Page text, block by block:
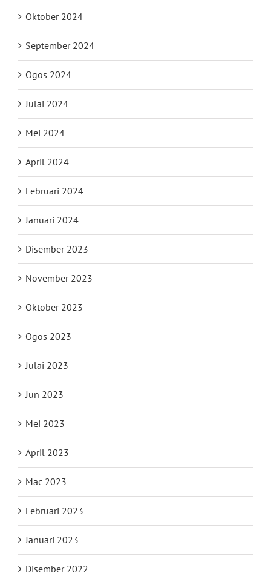
Oktober 2024
September 2024
Ogos 2024
Julai 2024
Mei 2024
April 2024
Februari 2024
Januari 2024
Disember 2023
November 2023
Oktober 2023
Ogos 2023
Julai 2023
Jun 2023
Mei 2023
April 2023
Mac 2023
Februari 2023
Januari 2023
Disember 2022